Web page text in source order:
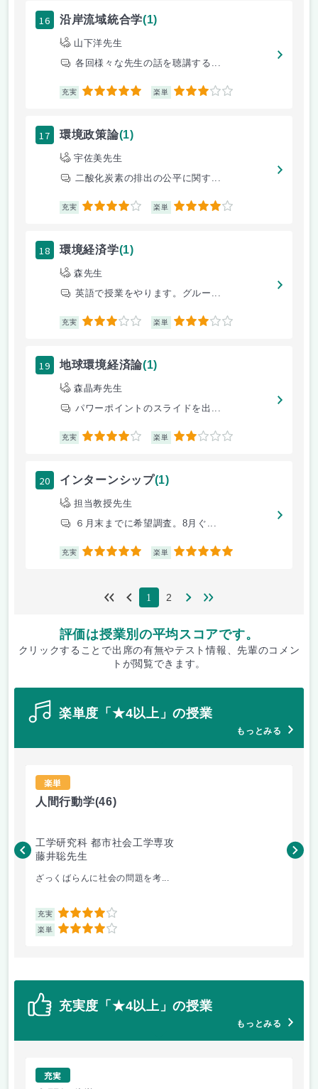
16 沿岸流域統合学(1)
山下洋先生
各回様々な先生の話を聴講する...
充実 5 楽単 3
17 環境政策論(1)
宇佐美先生
二酸化炭素の排出の公平に関す...
充実 4 楽単 4
18 環境経済学(1)
森先生
英語で授業をやります。グルー...
充実 3 楽単 3
19 地球環境経済論(1)
森晶寿先生
パワーポイントのスライドを出...
充実 4 楽単 2
20 インターンシップ(1)
担当教授先生
６月末までに希望調査。8月ぐ...
充実 5 楽単 5
1 2
評価は授業別の平均スコアです。
クリックすることで出席の有無やテスト情報、先輩のコメン
トが閲覧できます。
楽単度「★4以上」の授業
もっとみる
楽単
人間行動学(46)
工学研究科 都市社会工学専攻
藤井聡先生
ざっくばらんに社会の問題を考...
充実 4
楽単 4
藤
充実度「★4以上」の授業
もっとみる
充実